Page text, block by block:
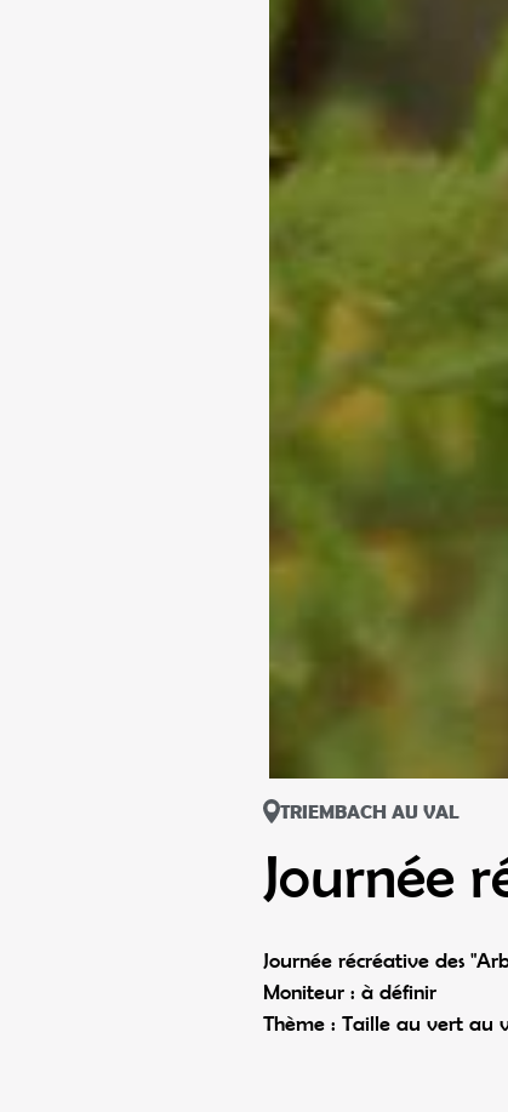
TRIEMBACH AU VAL
Journée
Journée récréative des
Moniteur : à définir
Thème : Taille au vert au